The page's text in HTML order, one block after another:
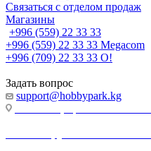
Связаться с отделом продаж
Магазины
+996 (559) 22 33 33
+996 (559) 22 33 33 Megacom
+996 (709) 22 33 33 O!
Задать вопрос
support@hobbypark.kg